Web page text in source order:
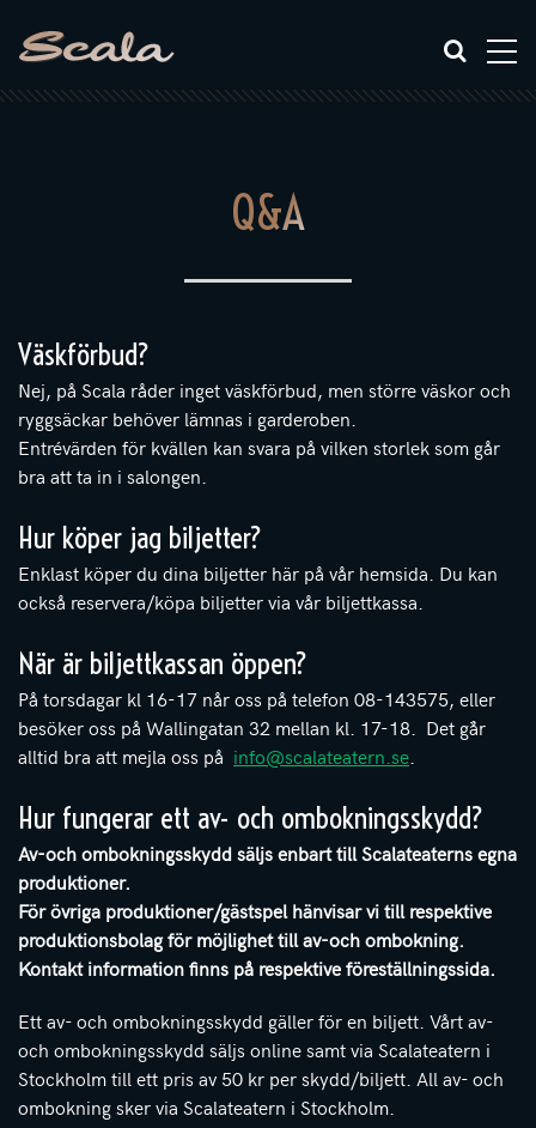
Q&A
Väskförbud?
Nej, på Scala råder inget väskförbud, men större väskor och
ryggsäckar behöver lämnas i garderoben.
Entrévärden för kvällen kan svara på vilken storlek som går
bra att ta in i salongen.
Hur köper jag biljetter?
Enklast köper du dina biljetter här på vår hemsida. Du kan
också reservera/köpa biljetter via vår biljettkassa.
När är biljettkassan öppen?
På torsdagar kl 16-17 når oss på telefon 08-143575, eller
besöker oss på Wallingatan 32 mellan kl. 17-18. Det g¨år
alltid bra att mejla oss på info@scalateatern.se
Hur fungerar ett av- och ombokningsskydd?
Av-och ombokningsskydd säljs enbart till Scalateaterns egna
produktioner.
För övriga produktioner/gästspel hänvisar vi till respektive
produktionsbolag för möjlighet till av-och ombokning.
Kontakt information finns på respektive föreställningssida.
Ett av- och ombokningsskydd gäller för en biljett. Vårt av-
och ombokningsskydd säljs online samt via Scalateatern i
Stockholm till ett pris av 50 kr per skydd/biljett. All av- och
ombokning sker via Scalateatern i Stockholm.